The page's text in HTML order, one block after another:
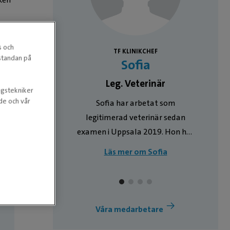
oss med
kirurgi,
hösten
SAS, en
TF KLINIKCHEF
Sofia
Leg. Veterinär
Sofia har arbetat som
legitimerad veterinär sedan
examen i Uppsala 2019. Hon har
börjat jobba på Mälarhöjdens
Läs mer om Sofia
Våra medarbetare
och
på
och vår